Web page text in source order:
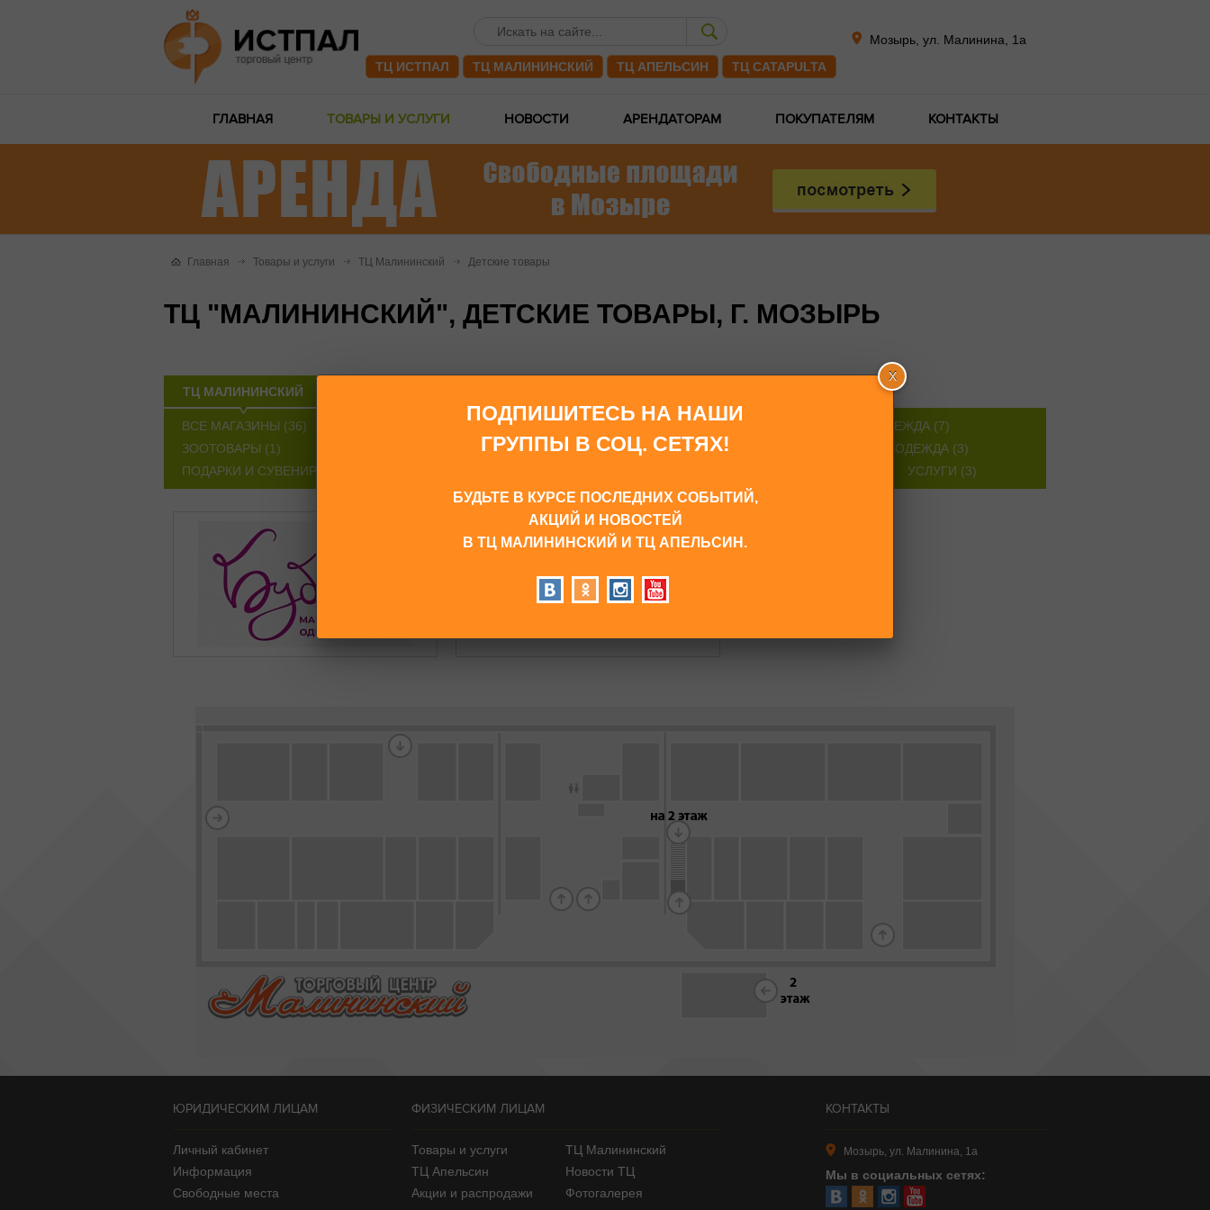
ТЦ ИСТПАЛ ТЦ МАЛИНИНСКИЙ ТЦ АПЕЛЬСИН ТЦ CATAPULTA
Мозырь, ул. Малинина, 1а
ГЛАВНАЯ ТОВАРЫ И УСЛУГИ НОВОСТИ АРЕНДАТОРАМ ПОКУПАТЕЛЯМ КОНТАКТЫ
Главная Товары и услуги ТЦ Малининский Детские товары
ТЦ "МАЛИНИНСКИЙ", ДЕТСКИЕ ТОВАРЫ, Г. МОЗЫРЬ
ТЦ МАЛИНИНСКИЙ
ВСЕ МАГАЗИНЫ (36) БЕЛЬЕВОЙ ТРИКОТАЖ (4)
ЖЕНСКАЯ ОДЕЖДА (7)
ЗООТОВАРЫ (1)
КОСМЕТИКА И ПАРФЮМЕРИЯ (3) МОБИЛЬНЫЕ ТЕЛЕФОНЫ И СВЯЗЬ (4)
МУЖСКАЯ ОДЕЖДА (3)
ПОДАРКИ И СУВЕНИРЫ (4)
УСЛУГИ (3)
ЮРИДИЧЕСКИМ ЛИЦАМ
Личный кабинет
Информация
Свободные места
ФИЗИЧЕСКИМ ЛИЦАМ
Товары и услуги
ТЦ Малининский
ТЦ Апельсин
Новости ТЦ
Акции и распродажи
Фотогалерея
КОНТАКТЫ
Мозырь, ул. Малинина, 1а
Мы в социальных сетях:
ПОДПИШИТЕСЬ НА НАШИ
ГРУППЫ В СОЦ. СЕТЯХ!
БУДЬТЕ В КУРСЕ ПОСЛЕДНИХ СОБЫТИЙ,
АКЦИЙ И НОВОСТЕЙ
В ТЦ МАЛИНИНСКИЙ И ТЦ АПЕЛЬСИН.